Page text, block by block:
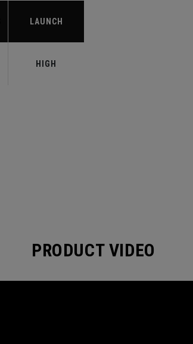
LAUNCH
HIGH
PRODUCT VIDEO